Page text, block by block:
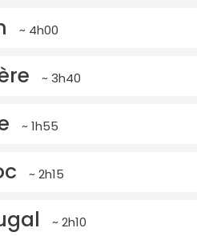
~ 4h00
~ 3h40
~ 1h55
~ 2h15
~ 2h10